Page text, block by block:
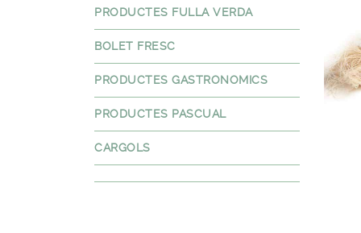
PRODUCTES FULLA VERDA
BOLET FRESC
PRODUCTES GASTRONOMICS
PRODUCTES PASCUAL
CARGOLS